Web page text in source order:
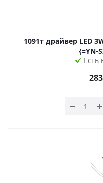
1091т драйвер LED 3W: 1,2...3,6В => 3...3,7В/700мА
Есть
283